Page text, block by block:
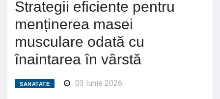
Strategii eficiente pentru
menținerea masei
musculare odată cu
înaintarea în vârstă
SANATATE 03 Iunie 2026